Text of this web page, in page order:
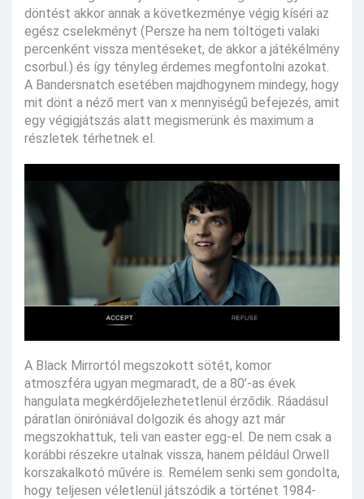
döntést akkor annak a következménye végig kíséri az
egész cselekményt (Persze ha nem töltögeti valaki
percenként vissza mentéseket, de akkor a játékélmény
csorbul.) és így tényleg érdemes megfontolni azokat.
A Bandersnatch esetében majdhogynem mindegy, hogy
mit dönt a néző mert van x mennyiségű befejezés, amit
egy végigjátszás alatt megismerünk és maximum a
részletek térhetnek el.
A Black Mirrortól megszokott sötét, komor
atmoszféra ugyan megmaradt, de a 80’-as évek
hangulata megkérdőjelezhetetlenül érződik. Ráadásul
páratlan öniróniával dolgozik és ahogy azt már
megszokhattuk, teli van easter egg-el. De nem csak a
korábbi részekre utalnak vissza, hanem például Orwell
korszakalkotó művére is. Remélem senki sem gondolta,
hogy teljesen véletlenül játszódik a történet 1984-